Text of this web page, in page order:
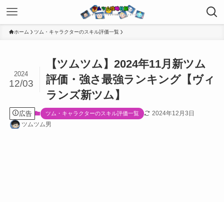
ホーム ツム・キャラクターのスキル評価一覧
【ツムツム】2024年11月新ツム
評価・強さ最強ランキング【ヴィ
ランズ新ツム】
2024
12/03
広告 ツム・キャラクターのスキル評価一覧
2024年12月3日
ツムツム男